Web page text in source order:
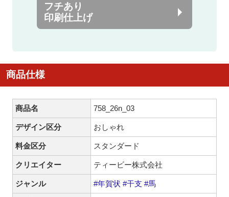
フチあり
印刷仕上げ
商品仕様
商品名 758_26n_03
デザイン区分 おしゃれ
料金区分 スタンダード
クリエイター ティービー株式会社
ジャンル #年賀状 #干支 #馬